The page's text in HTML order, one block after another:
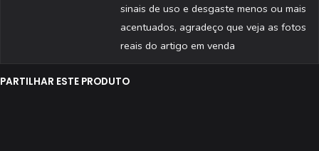
sinais de uso e desgaste menos ou mais
acentuados, agradeço que veja as fotos
reais do artigo em venda
PARTILHAR ESTE PRODUTO